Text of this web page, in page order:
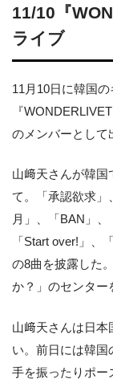
11/10『
ライブ
11月10日に韓国
『
のメンバーとして
山﨑天さんが韓国
て。「承認欲求」
月」、「BAN」、
「Start over!」、
の8曲を披露した
か？」のセンター
山﨑天さんは日本
い。前日には韓国
手を振ったりポー